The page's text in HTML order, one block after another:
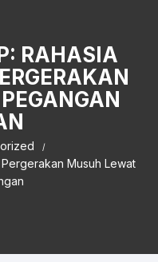
RAHASIA
Musuh Lewat